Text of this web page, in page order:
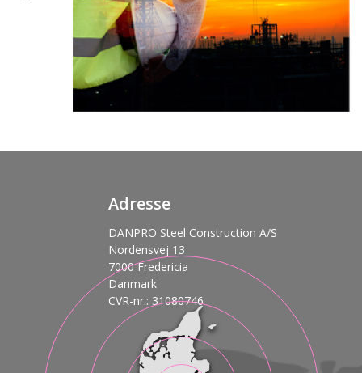
Adresse
DANPRO Steel Construction A/S
Nordensvej 13
7000 Fredericia
Danmark
CVR-nr.: 31080746